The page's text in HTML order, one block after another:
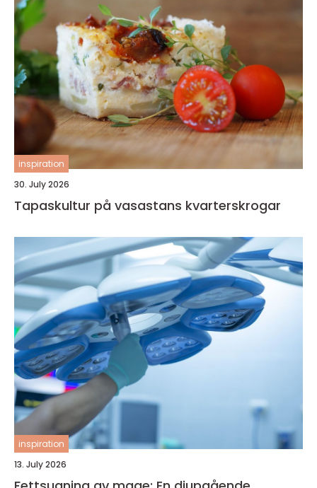
inspiration
30. July 2026
Tapaskultur på vasastans kvarterskrogar
inspiration
13. July 2026